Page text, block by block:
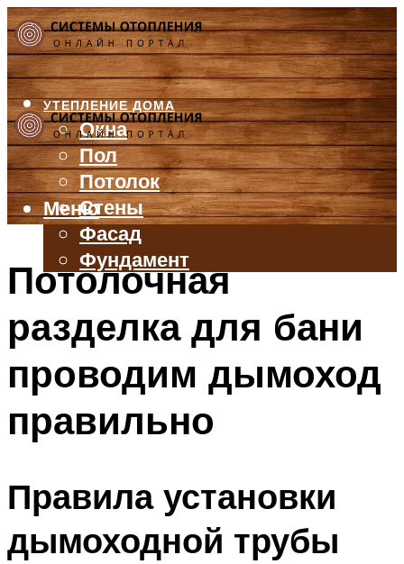
УТЕПЛЕНИЕ ДОМА
Окна
Пол
Потолок
Стены
Фасад
Фундамент
БАЛКОН И ЛОДЖИЯ
ВЕНТИЛЯЦИЯ
ТРУБЫ
Меню
Меню
Потолочная
разделка для бани
проводим дымоход
правильно
Правила установки
дымоходной трубы